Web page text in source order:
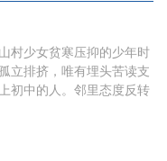
村少女贫寒压抑的少年时
立排挤，唯有埋头苦读支
初中的人。邻里态度反转